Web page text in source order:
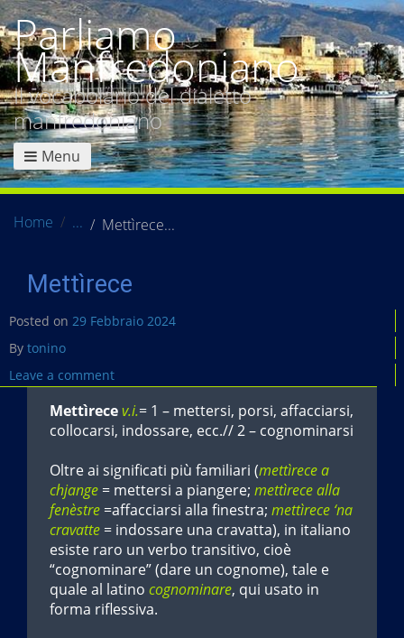
Parliamo
Manfredoniano
Il vocabolario del dialetto
manfredoniano
Menu
Home Mettìrece
Mettìrece
Posted on 29 Febbraio 2024
By tonino
Leave a comment
Mettìrecev.i.= 1 – mettersi, porsi, affacciarsi,
collocarsi, indossare, ecc.// 2 – cognominarsi
Oltre ai significati più familiari (mettìrece a
chjange = mettersi a piangere; mettìrece alla
fenèstre =affacciarsi alla finestra; mettìrece ‘na
cravatte = indossare una cravatta), in italiano
esiste raro un verbo transitivo, cioè
“cognominare” (dare un cognome), tale e
quale al latino cognominare, qui usato in
forma riflessiva.